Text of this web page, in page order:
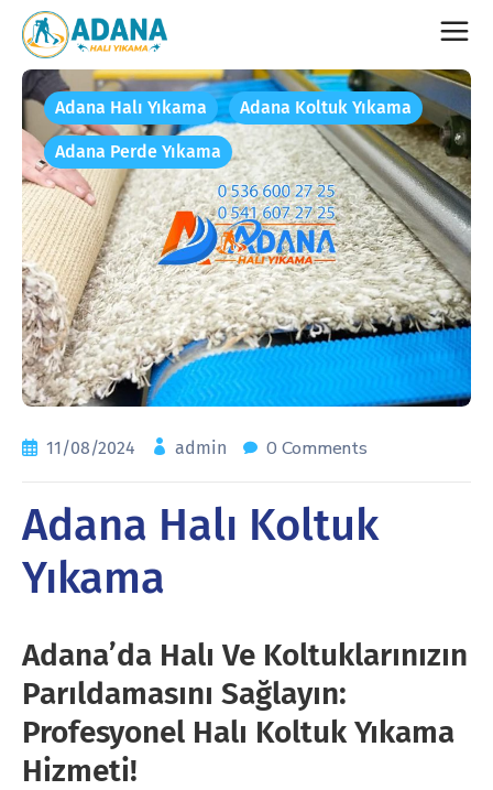
Adana Halı Yıkama Adana Koltuk Yıkama
Adana Perde Yıkama
11/08/2024 admin 0 Comments
Adana Halı Koltuk
Yıkama
Adana’da Halı Ve Koltuklarınızın
Parıldamasını Sağlayın:
Profesyonel Halı Koltuk Yıkama
Hizmeti!